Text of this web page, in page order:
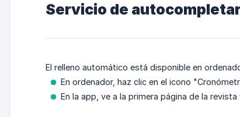
Servicio de
El relleno automático está disponible en
En ordenador, haz clic en el icono
En la app, ve a la primera página de la